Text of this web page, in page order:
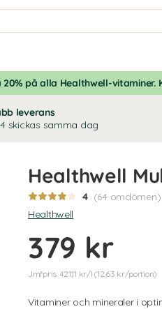
på alla Healthwell-vitaminer.
leverans
skickas samma dag
Healthwell
4 (64 omdömen)
Healthwell
379 kr
Jmfpris: 421,11 kr/l (12,63 kr/portion)
Vitaminer och mineraler i